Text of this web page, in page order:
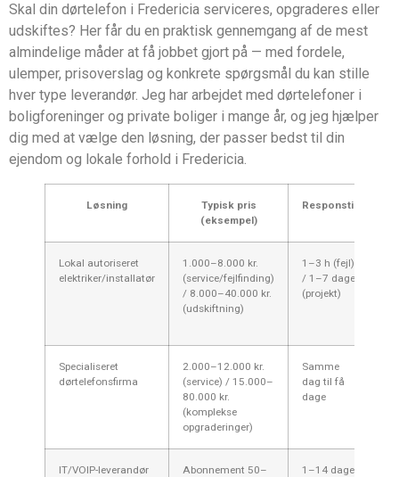
Skal din dørtelefon i Fredericia serviceres, opgraderes eller
udskiftes? Her får du en praktisk gennemgang af de mest
almindelige måder at få jobbet gjort på — med fordele,
ulemper, prisoverslag og konkrete spørgsmål du kan stille
hver type leverandør. Jeg har arbejdet med dørtelefoner i
boligforeninger og private boliger i mange år, og jeg hjælper
dig med at vælge den løsning, der passer bedst til din
ejendom og lokale forhold i Fredericia.
Løsning
Typisk pris
(eksempel)
Responstid
Lokal autoriseret
elektriker/installatør
1.000–8.000 kr.
(service/fejlfinding)
/ 8.000–40.000 kr.
(udskiftning)
1–3 h (fejl)
/ 1–7 dage
(projekt)
Specialiseret
dørtelefonsfirma
2.000–12.000 kr.
(service) / 15.000–
80.000 kr.
(komplekse
opgraderinger)
Samme
dag til få
dage
IT/VOIP-leverandør
Abonnement 50–
1–14 dage